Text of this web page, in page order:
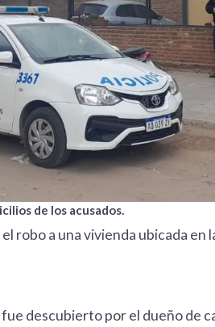
de los acusados.
robo a una vivienda ubicada en
descubierto por el dueño de